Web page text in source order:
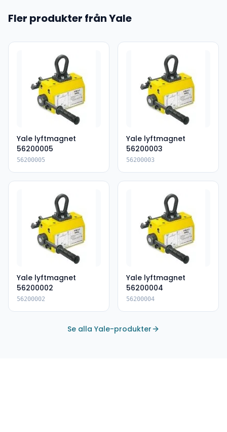
Fler produkter från Yale
Yale lyftmagnet
56200005
56200005
Yale lyftmagnet
56200003
56200003
Yale lyftmagnet
56200002
56200002
Yale lyftmagnet
56200004
56200004
Se alla Yale-produkter